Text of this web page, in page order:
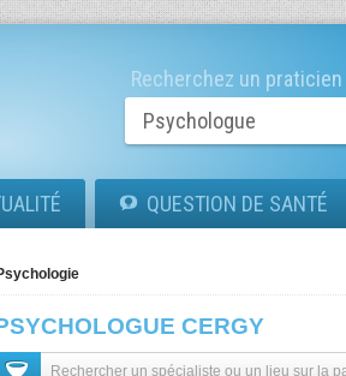
Recherchez un praticien
QUESTION DE SANTÉ
CERGY